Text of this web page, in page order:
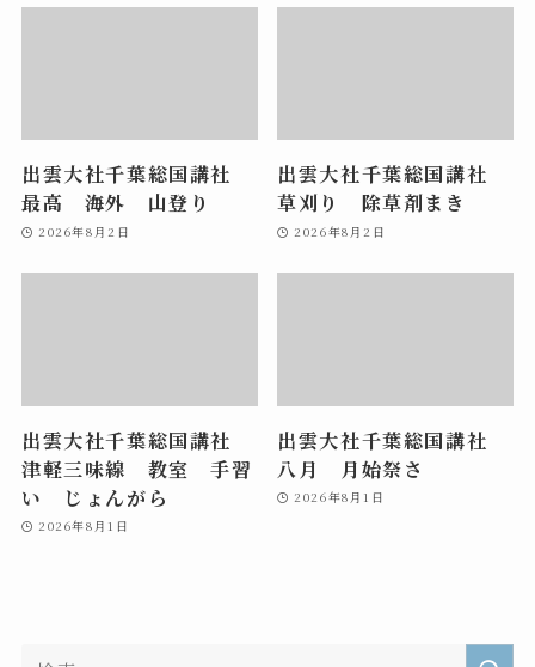
出雲大社千葉総国講社
最高 海外 山登り
2026年8月2日
出雲大社千葉総国講社
草刈り 除草剤まき
2026年8月2日
出雲大社千葉総国講社
津軽三味線 教室 手習
い じょんがら
2026年8月1日
出雲大社千葉総国講社
八月 月始祭さ
2026年8月1日